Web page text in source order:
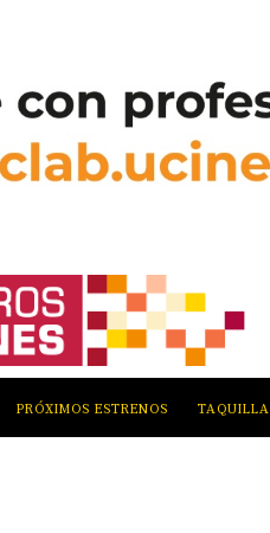
PRÓXIMOS ESTRENOS TAQUILLA